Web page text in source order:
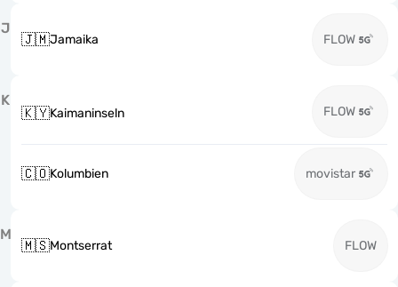
J
🇯🇲Jamaika FLOW
K
🇰🇾Kaimaninseln FLOW
🇨🇴Kolumbien movistar
M
🇲🇸Montserrat FLOW